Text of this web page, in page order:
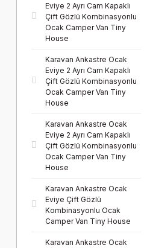
Eviye 2 Ayrı Cam Kapaklı
Çift Gözlü Kombinasyonlu
Ocak Camper Van Tiny
House
Karavan Ankastre Ocak
Eviye 2 Ayrı Cam Kapaklı
Çift Gözlü Kombinasyonlu
Ocak Camper Van Tiny
House
Karavan Ankastre Ocak
Eviye 2 Ayrı Cam Kapaklı
Çift Gözlü Kombinasyonlu
Ocak Camper Van Tiny
House
Karavan Ankastre Ocak
Eviye Çift Gözlü
Kombinasyonlu Ocak
Camper Van Tiny House
Karavan Ankastre Ocak